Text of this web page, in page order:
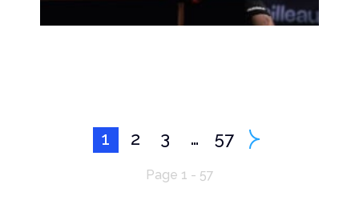
1 2 3 … 57
Page 1 - 57